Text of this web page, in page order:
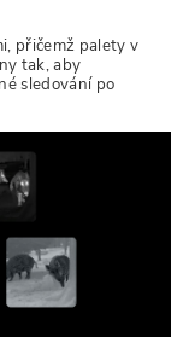
přičemž palety v
tak, aby
sledování po